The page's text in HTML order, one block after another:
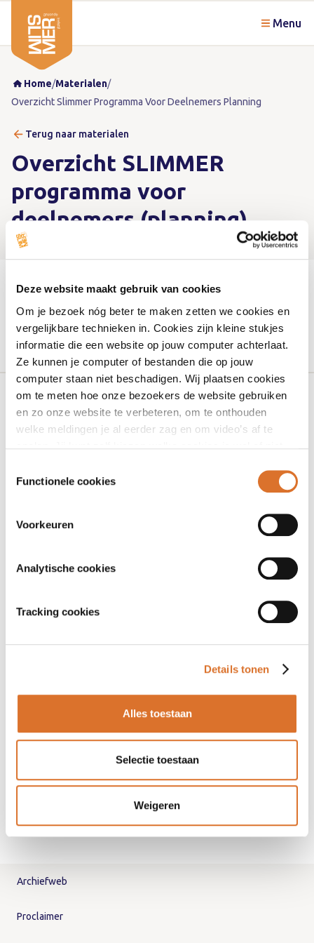
Deze website maakt gebruik van cookies
Om je bezoek nóg beter te maken zetten we cookies en
vergelijkbare technieken in. Cookies zijn kleine stukjes
informatie die een website op jouw computer achterlaat.
Ze kunnen je computer of bestanden die op jouw
computer staan niet beschadigen. Wij plaatsen cookies
om te meten hoe onze bezoekers de website gebruiken
en zo onze website te verbeteren, om te onthouden
welke meldingen je al eerder zag en om video’s af te
Functionele cookies
Voorkeuren
Analytische cookies
Tracking cookies
Details tonen
Alles toestaan
Selectie toestaan
Weigeren
Menu
Home/Materialen/
Overzicht Slimmer Programma Voor Deelnemers Planning
Terug naar materialen
Overzicht SLIMMER
programma voor
deelnemers (planning)
Adres
slimmer@ggdnog.nl
088 443 30 00
Initiatief van
Archiefweb
Proclaimer